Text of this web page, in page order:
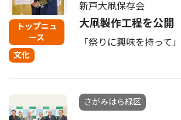
トップニュ
ース
文化
新戸大凧保存会
大凧製作工程を公開
「祭りに興味を持って」
さがみはら緑区